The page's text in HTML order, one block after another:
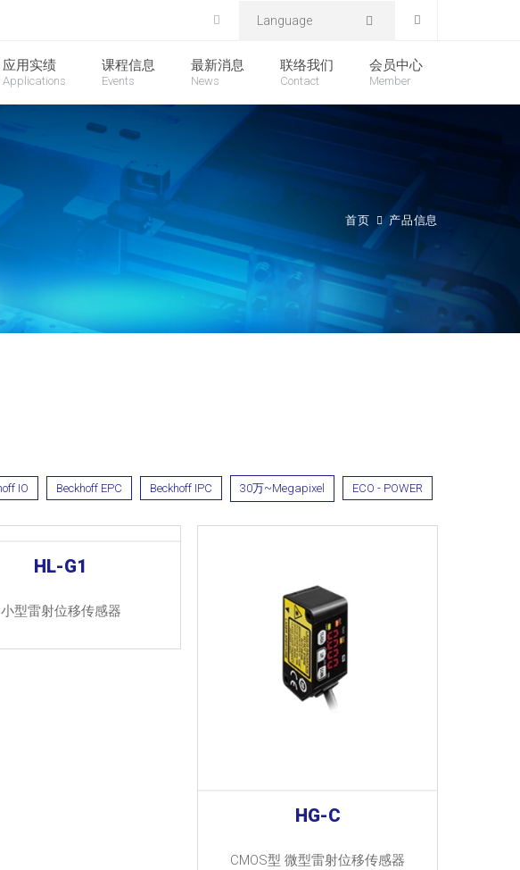
Language
应用实绩
Applications
课程信息
Events
最新消息
News
联络我们
Contact
会员中心
Member
首页 产品信息
IO Beckhoff EPC Beckhoff IPC 30万~Megapixel ECO - POWER
HL-G1
小型雷射位移传感器
HG-C
CMOS型 微型雷射位移传感器